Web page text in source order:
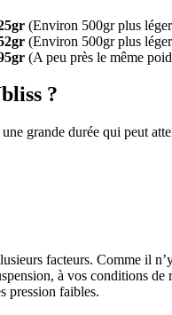
(Environ 500gr plus léger
(Environ 500gr plus léger
(A peu près le même
?
grande durée qui peut
facteurs. Comme il
à vos conditions
pression faibles.